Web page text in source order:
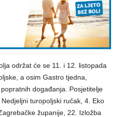
održat će se 11. i 12. listopada
a osim Gastro tjedna,
događanja. Posjetitelje
turopoljski ručak, 4. Eko
županije, 22. Izložba